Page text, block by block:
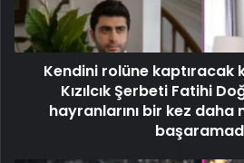
Kendini rolüne
Kızılcık Şerbeti Fatihi
hayranlarını bir kez